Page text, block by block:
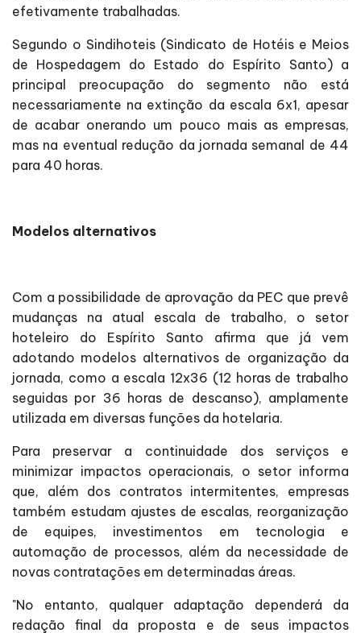
efetivamente trabalhadas.
Segundo o Sindihoteis (Sindicato de Hotéis e Meios
de Hospedagem do Estado do Espírito Santo) a
principal preocupação do segmento não está
necessariamente na extinção da escala 6x1, apesar
de acabar onerando um pouco mais as empresas,
mas na eventual redução da jornada semanal de 44
para 40 horas.
Modelos alternativos
Com a possibilidade de aprovação da PEC que prevê
mudanças na atual escala de trabalho, o setor
hoteleiro do Espírito Santo afirma que já vem
adotando modelos alternativos de organização da
jornada, como a escala 12x36 (12 horas de trabalho
seguidas por 36 horas de descanso), amplamente
utilizada em diversas funções da hotelaria.
Para preservar a continuidade dos serviços e
minimizar impactos operacionais, o setor informa
que, além dos contratos intermitentes, empresas
também estudam ajustes de escalas, reorganização
de equipes, investimentos em tecnologia e
automação de processos, além da necessidade de
novas contratações em determinadas áreas.
"No entanto, qualquer adaptação dependerá da
redação final da proposta e de seus impactos